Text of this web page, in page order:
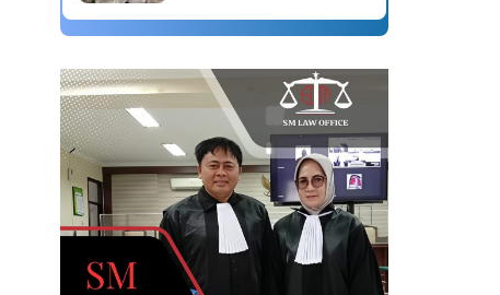
Administrasi untuk
Generasi Mendatang